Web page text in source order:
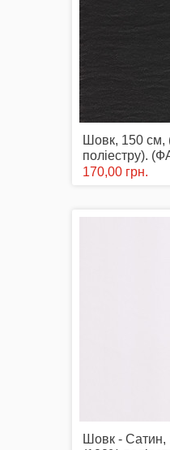
Комплектуючі
Шовк, 150 см,
поліестру).
170,00 грн.
Шовк - Сатин,